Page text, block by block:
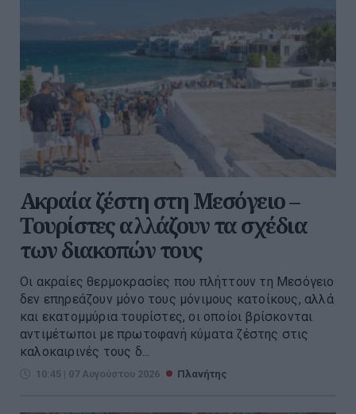
Ακραία ζέστη στη Μεσόγειο –
Τουρίστες αλλάζουν τα σχέδια
των διακοπών τους
Οι ακραίες θερμοκρασίες που πλήττουν τη Μεσόγειο
δεν επηρεάζουν μόνο τους μόνιμους κατοίκους, αλλά
και εκατομμύρια τουρίστες, οι οποίοι βρίσκονται
αντιμέτωποι με πρωτοφανή κύματα ζέστης στις
καλοκαιρινές τους δ...
10:45 | 07 Αυγούστου 2026 Πλανήτης